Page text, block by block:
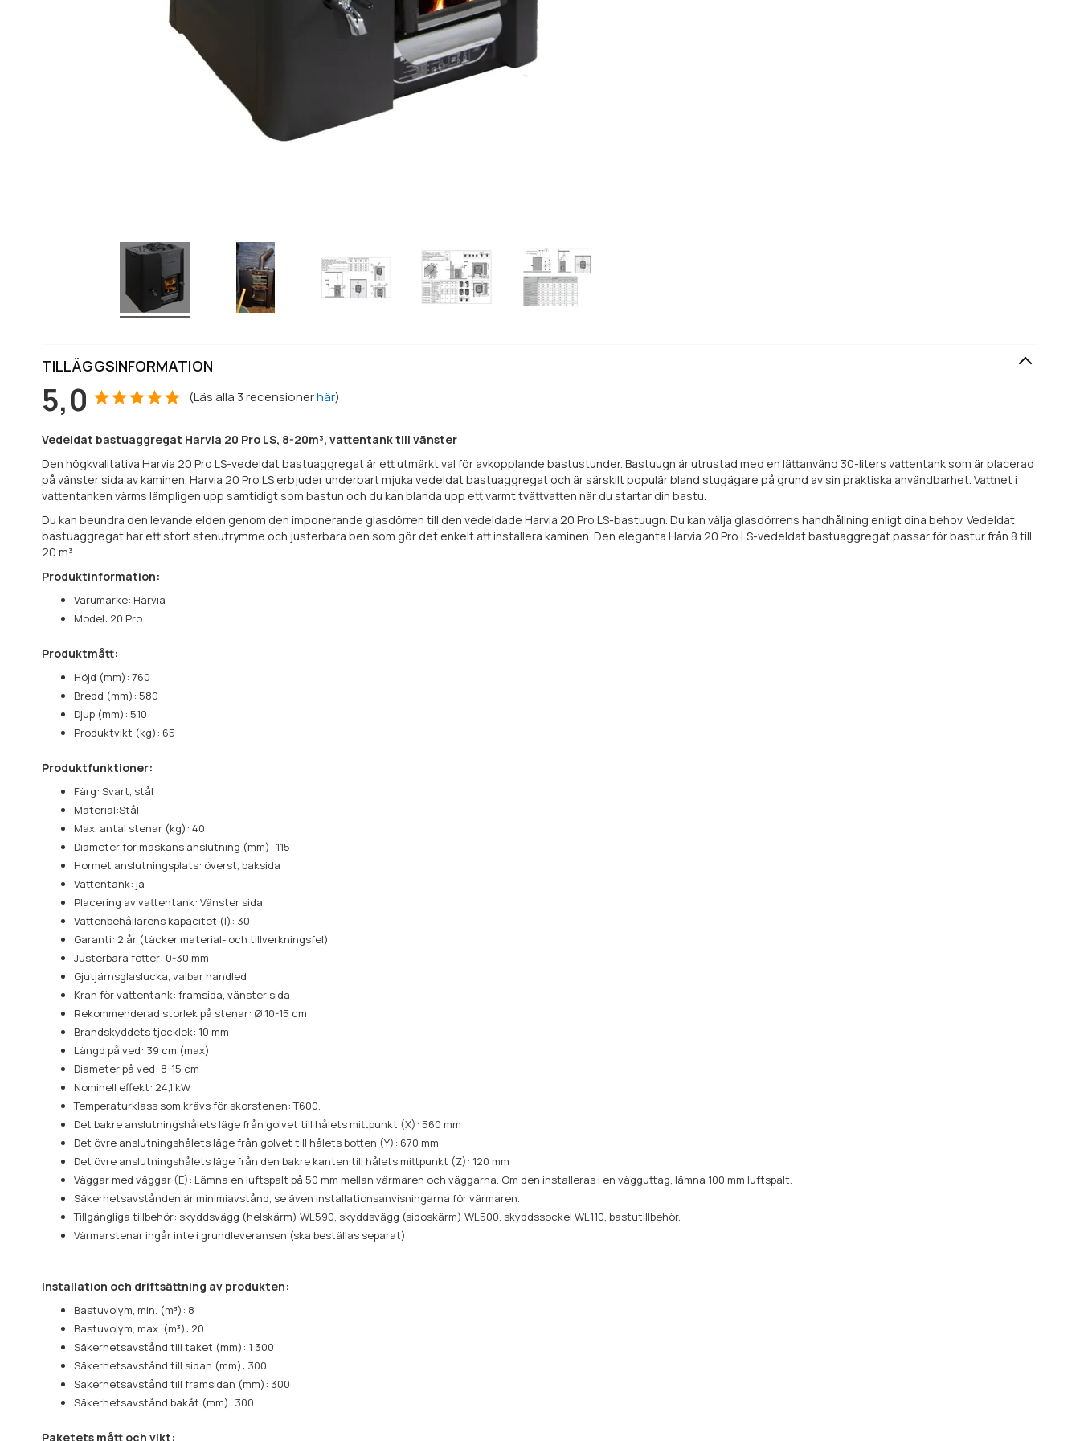
TILLÄGGSINFORMATION
5,0 (Läs alla 3recensionerhär)
Vedeldat bastuaggregat Harvia 20 Pro LS, 8-20m³, vattentank till vänster
Den högkvalitativa Harvia 20 Pro LS-vedeldat bastuaggregat är ett utmärkt val för avkopplande bastustunder. Bastuugn är utrustad med en lättanvänd 30-liters vattentank som är placerad
på vänster sida av kaminen. Harvia 20 Pro LS erbjuder underbart mjuka vedeldat bastuaggregat och är särskilt populär bland stugägare på grund av sin praktiska användbarhet. Vattnet i
vattentanken värms lämpligen upp samtidigt som bastun och du kan blanda upp ett varmt tvättvatten när du startar din bastu.
Du kan beundra den levande elden genom den imponerande glasdörren till den vedeldade Harvia 20 Pro LS-bastuugn. Du kan välja glasdörrens handhållning enligt dina behov. Vedeldat
bastuaggregat har ett stort stenutrymme och justerbara ben som gör det enkelt att installera kaminen. Den eleganta Harvia 20 Pro LS-vedeldat bastuaggregat passar för bastur från 8 till
20 m³.
Produktinformation:
Varumärke: Harvia
Model: 20 Pro
Produktmått:
Höjd (mm): 760
Bredd (mm): 580
Djup (mm): 510
Produktvikt (kg): 65
Produktfunktioner:
Färg: Svart, stål
Material:Stål
Max. antal stenar (kg): 40
Diameter för maskans anslutning (mm): 115
Hormet anslutningsplats: överst, baksida
Vattentank: ja
Placering av vattentank: Vänster sida
Vattenbehållarens kapacitet (l): 30
Garanti: 2 år (täcker material- och tillverkningsfel)
Justerbara fötter: 0-30 mm
Gjutjärnsglaslucka, valbar handled
Kran för vattentank: framsida, vänster sida
Rekommenderad storlek på stenar: Ø 10-15 cm
Brandskyddets tjocklek: 10 mm
Längd på ved: 39 cm (max)
Diameter på ved: 8-15 cm
Nominell effekt: 24,1 kW
Temperaturklass som krävs för skorstenen: T600.
Det bakre anslutningshålets läge från golvet till hålets mittpunkt (X): 560 mm
Det övre anslutningshålets läge från golvet till hålets botten (Y): 670 mm
Det övre anslutningshålets läge från den bakre kanten till hålets mittpunkt (Z): 120 mm
Väggar med väggar (E): Lämna en luftspalt på 50 mm mellan värmaren och väggarna. Om den installeras i en vägguttag, lämna 100 mm luftspalt.
Säkerhetsavstånden är minimiavstånd, se även installationsanvisningarna för värmaren.
Tillgängliga tillbehör: skyddsvägg (helskärm) WL590, skyddsvägg (sidoskärm) WL500, skyddssockel WL110, bastutillbehör.
Värmarstenar ingår inte i grundleveransen (ska beställas separat).
Installation och driftsättning av produkten:
Bastuvolym, min. (m³): 8
Bastuvolym, max. (m³): 20
Säkerhetsavstånd till taket (mm): 1 300
Säkerhetsavstånd till sidan (mm): 300
Säkerhetsavstånd till framsidan (mm): 300
Säkerhetsavstånd bakåt (mm): 300
Paketets mått och vikt: